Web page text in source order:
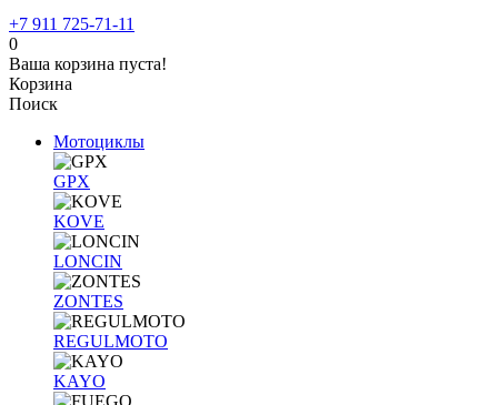
+7 911 725-71-11
0
Ваша корзина пуста!
Корзина
Поиск
Мотоциклы
GPX
KOVE
LONCIN
ZONTES
REGULMOTO
KAYO